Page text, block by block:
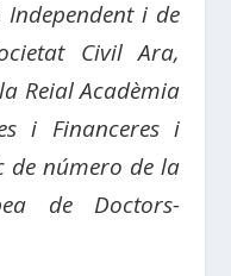
Independent i de
Civil Ara,
Reial Acadèmia
i Financeres i
de número de la
de Doctors-